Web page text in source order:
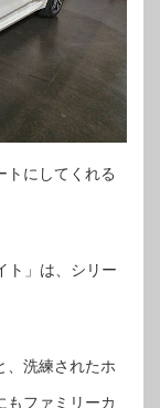
トにしてくれる
ト」は、シリー
、洗練されたホ
もファミリーカ